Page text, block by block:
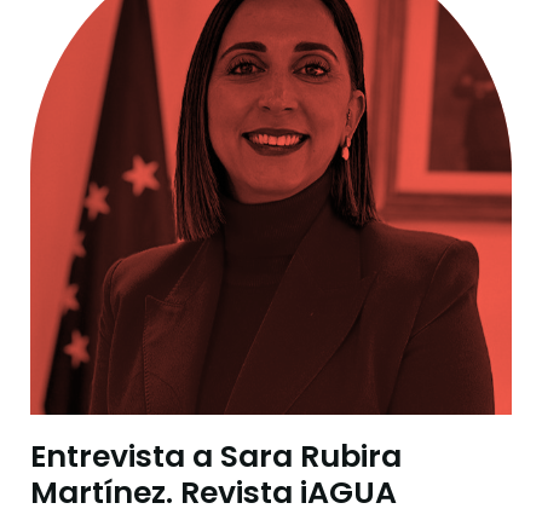
Entrevista a Sara Rubira
Martínez. Revista iAGUA